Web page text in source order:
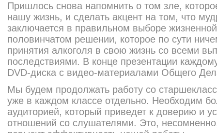
Пришлось снова напомнить о том зле,
нашу жизнь, и сделать акцент на том, что
заключается в правильном выборе
половинчатом решении, которое по сути
принятия алкоголя в свою жизнь со всеми
последствиями. В конце презентации
DVD-диска с видео-материалами Общего
Мы будем продолжать работу со
уже в каждом классе отдельно. Необходим
аудиторией, который приведет к доверию и
отношений со слушателями. Это,